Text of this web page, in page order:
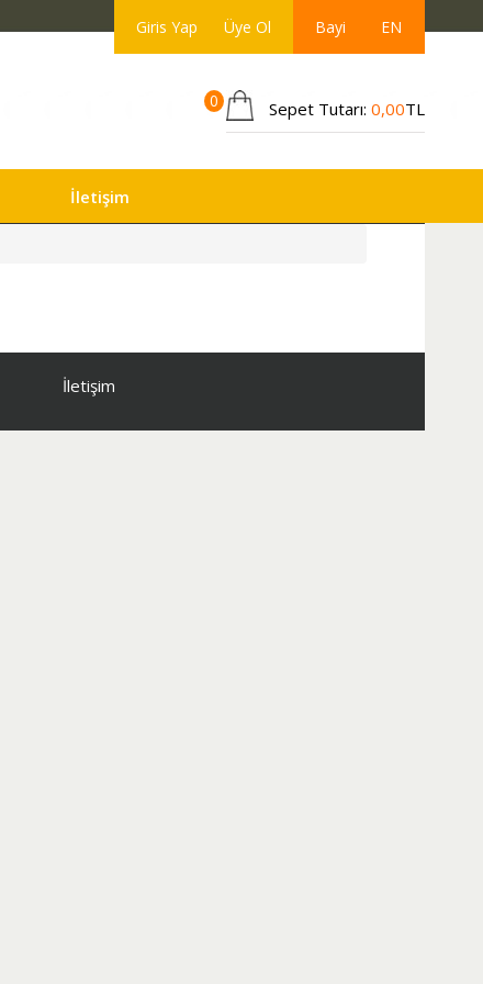
Giris Yap Üye Ol Bayi EN
0 Sepet Tutarı: 0,00TL
İletişim
İletişim